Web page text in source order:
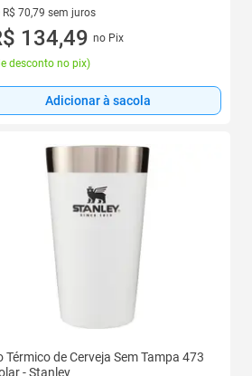
R$ 70,79 sem juros
de R$ 70,79 sem juros
134,49 no Pix
desconto no pix)
Adicionar à sacola
Térmico de Cerveja Sem Tampa 473
- Stanley